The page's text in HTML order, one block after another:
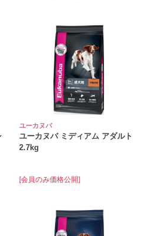
ユーカヌバ
ユーカヌバ ミディアム アダルト
2.7kg
[会員のみ価格公開]